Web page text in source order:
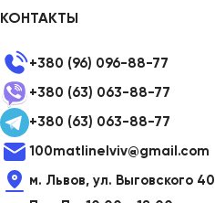
КОНТАКТЫ
+380 (96) 096-88-77
+380 (63) 063-88-77
+380 (63) 063-88-77
100matlinelviv@gmail.com
м. Львов, ул. Выговского 40